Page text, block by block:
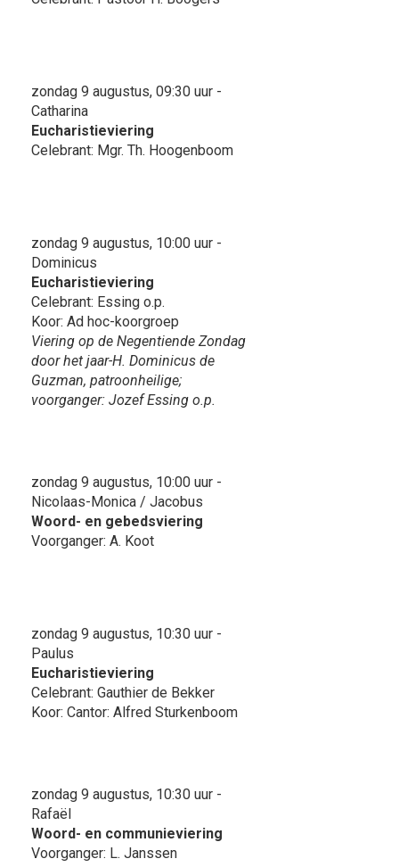
zondag 9 augustus, 09:30 uur -
Catharina
Eucharistieviering
Celebrant: Mgr. Th. Hoogenboom
zondag 9 augustus, 10:00 uur -
Dominicus
Eucharistieviering
Celebrant: Essing o.p.
Koor: Ad hoc-koorgroep
Viering op de Negentiende Zondag
door het jaar-H. Dominicus de
Guzman, patroonheilige;
voorganger: Jozef Essing o.p.
zondag 9 augustus, 10:00 uur -
Nicolaas-Monica / Jacobus
Woord- en gebedsviering
Voorganger: A. Koot
zondag 9 augustus, 10:30 uur -
Paulus
Eucharistieviering
Celebrant: Gauthier de Bekker
Koor: Cantor: Alfred Sturkenboom
zondag 9 augustus, 10:30 uur -
Rafaël
Woord- en communieviering
Voorganger: L. Janssen